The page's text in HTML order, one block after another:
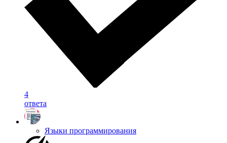
4
ответа
Языки программирования